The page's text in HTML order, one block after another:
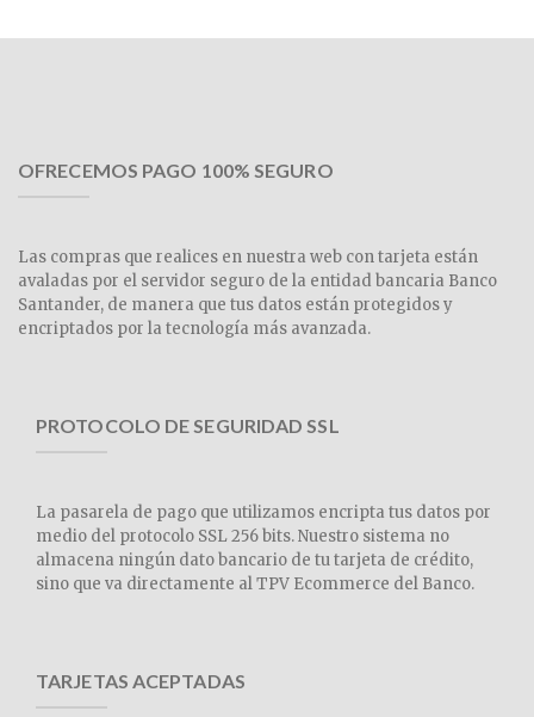
OFRECEMOS PAGO 100% SEGURO
Las compras que realices en nuestra web con tarjeta están
avaladas por el servidor seguro de la entidad bancaria Banco
Santander, de manera que tus datos están protegidos y
encriptados por la tecnología más avanzada.
PROTOCOLO DE SEGURIDAD SSL
La pasarela de pago que utilizamos encripta tus datos por
medio del protocolo SSL 256 bits. Nuestro sistema no
almacena ningún dato bancario de tu tarjeta de crédito,
sino que va directamente al TPV Ecommerce del Banco.
TARJETAS ACEPTADAS